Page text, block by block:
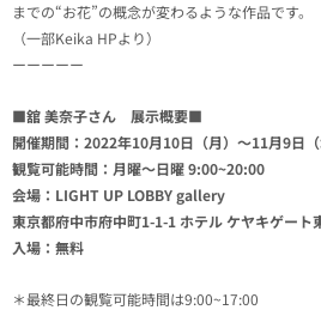
までの“お花”の概念が変わるような作品です。
（一部Keika HPより）
ーーーーー
■舘 美奈子さん 展示概要■
開催期間：2022年10月10日（月）～11月9日（
観覧可能時間：月曜～日曜 9:00~20:00
会場：LIGHT UP LOBBY gallery
東京都府中市府中町1-1-1 ホテル ケヤキゲート
入場：無料
＊最終日の観覧可能時間は9:00~17:00